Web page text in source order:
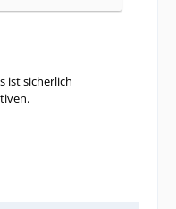
ist sicherlich